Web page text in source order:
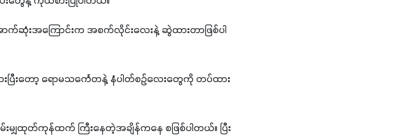
းအကြောင်းက အစက်လိုင်းလေးနဲ့ ဆွဲထားတာဖြစ်ပါ
းတော့ ရောမသင်္ကေတနဲ့ နံပါတ်စဉ်လေးတွေကို တပ်ထား
းမျှထုတ်ကုန်ထက် ကြီးနေတဲ့အချိန်ကနေ စဖြစ်ပါတယ်။ ပြီး